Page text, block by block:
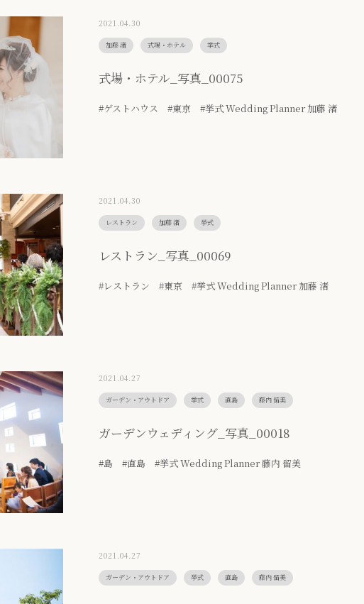
2021.04.30
加藤 渚 式場・ホテル 挙式
式場・ホテル_写真_00075
#ゲストハウス #東京 #挙式 Wedding Planner 加藤 渚
2021.04.30
レストラン 加藤 渚 挙式
レストラン_写真_00069
#レストラン #東京 #挙式 Wedding Planner 加藤 渚
2021.04.27
ガーデン・アウトドア 挙式 直島 藤内 留美
ガーデンウェディング_写真_00018
#島 #直島 #挙式 Wedding Planner 藤内 留美
2021.04.27
ガーデン・アウトドア 挙式 直島 藤内 留美